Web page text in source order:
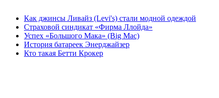
Как джинсы Ливайз (Levi's) стали модной одеждой
Страховой синдикат «Фирма Ллойда»
Успех «Большого Мака» (Big Mac)
История батареек Энерджайзер
Кто такая Бетти Крокер